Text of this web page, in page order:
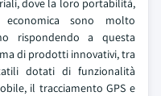
dove la loro portabilità,
sono molto
rispondendo a questa
di prodotti innovativi, tra
dotati di funzionalità
il tracciamento GPS e